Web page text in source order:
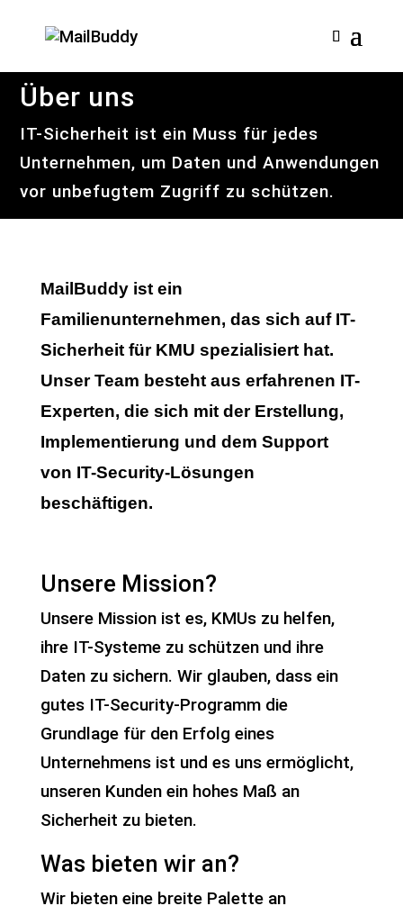
Über uns
IT-Sicherheit ist ein Muss für jedes
Unternehmen, um Daten und Anwendungen
vor unbefugtem Zugriff zu schützen.
MailBuddy ist ein
Familienunternehmen, das sich auf IT-
Sicherheit für KMU spezialisiert hat.
Unser Team besteht aus erfahrenen IT-
Experten, die sich mit der Erstellung,
Implementierung und dem Support
von IT-Security-Lösungen
beschäftigen.
Unsere Mission?
Unsere Mission ist es, KMUs zu helfen,
ihre IT-Systeme zu schützen und ihre
Daten zu sichern. Wir glauben, dass ein
gutes IT-Security-Programm die
Grundlage für den Erfolg eines
Unternehmens ist und es uns ermöglicht,
unseren Kunden ein hohes Maß an
Sicherheit zu bieten.
Was bieten wir an?
Wir bieten eine breite Palette an